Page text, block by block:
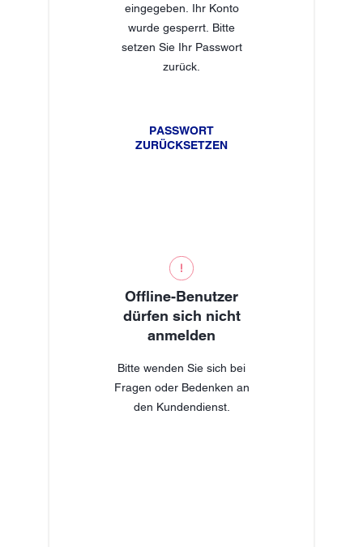
eingegeben. Ihr Konto
wurde gesperrt. Bitte
setzen Sie Ihr Passwort
zurück.
PASSWORT
ZURÜCKSETZEN
Offline-Benutzer
dürfen sich nicht
anmelden
Bitte wenden Sie sich bei
Fragen oder Bedenken an
den Kundendienst.